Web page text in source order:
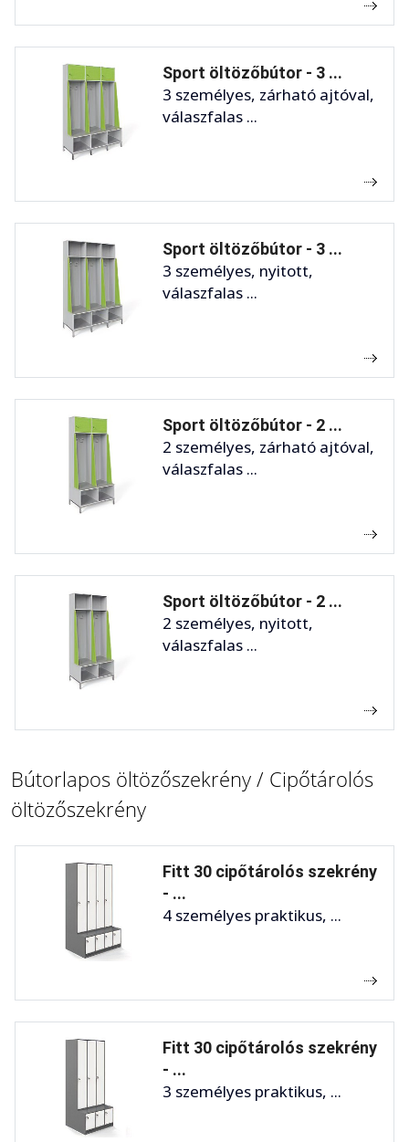
Sport öltözőbútor - 3 ...
3 személyes, zárható ajtóval,
válaszfalas ...
Sport öltözőbútor - 3 ...
3 személyes, nyitott,
válaszfalas ...
Sport öltözőbútor - 2 ...
2 személyes, zárható ajtóval,
válaszfalas ...
Sport öltözőbútor - 2 ...
2 személyes, nyitott,
válaszfalas ...
Bútorlapos öltözőszekrény / Cipőtárolós
öltözőszekrény
Fitt 30 cipőtárolós szekrény
- ...
4 személyes praktikus, ...
Fitt 30 cipőtárolós szekrény
- ...
3 személyes praktikus, ...